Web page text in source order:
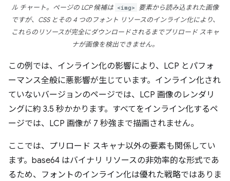
ル チャート。ページの LCP 候補は <img> 要素から読み込まれた画像
ですが、CSS とその 4 つのフォント リソースのインライン化により、
これらのリソースが完全にダウンロードされるまでプリロード スキャ
ナが画像を検出できません。
この例では、インライン化の影響により、LCP とパフォ
ーマンス全般に悪影響が生じています。インライン化され
ていないバージョンのページでは、LCP 画像のレンダリ
ングに約 3.5 秒かかります。すべてをインライン化するペ
ージでは、LCP 画像が 7 秒強まで描画されません。
ここでは、プリロード スキャナ以外の要素も関係してい
ます。base64 はバイナリ リソースの非効率的な形式であ
るため、フォントのインライン化は優れた戦略ではありま